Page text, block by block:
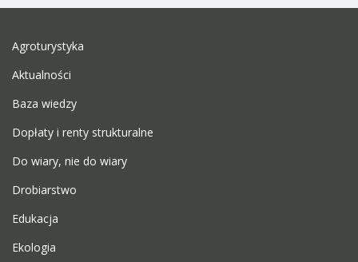
Agroturystyka
Aktualności
Baza wiedzy
Dopłaty i renty strukturalne
Do wiary, nie do wiary
Drobiarstwo
Edukacja
Ekologia